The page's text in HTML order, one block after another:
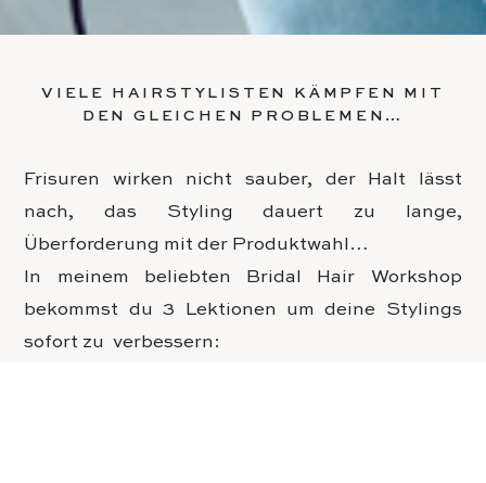
VIELE HAIRSTYLISTEN KÄMPFEN MIT
DEN GLEICHEN PROBLEMEN…
Frisuren wirken nicht sauber, der Halt lässt
nach, das Styling dauert zu lange,
Überforderung mit der Produktwahl…
In meinem beliebten Bridal Hair Workshop
bekommst du 3 Lektionen um deine Stylings
sofort zu verbessern: